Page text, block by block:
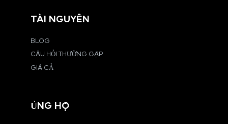
TÀI NGUYÊN
BLOG
CÂU HỎI THƯỜNG GẶP
GIÁ CẢ
ỦNG HỘ